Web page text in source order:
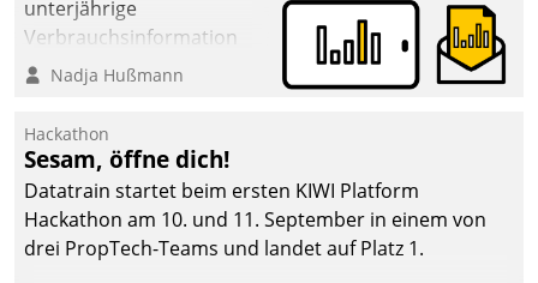
unterjährige
Verbrauchsinformation
schnell, zuverlässig und
Die monatlichen
Mitteilungen zum
Heizungs- und
Wasserverbrauch gehen
automatisiert, vollständig
und auf Wunsch über
Nadja Hußmann
Hackathon
Sesam, öffne dich!
Datatrain startet beim ersten KIWI Platform
Hackathon am 10. und 11. September in einem von
drei PropTech-Teams und landet auf Platz 1.